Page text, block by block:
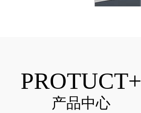
PROTUCT+
产品中心